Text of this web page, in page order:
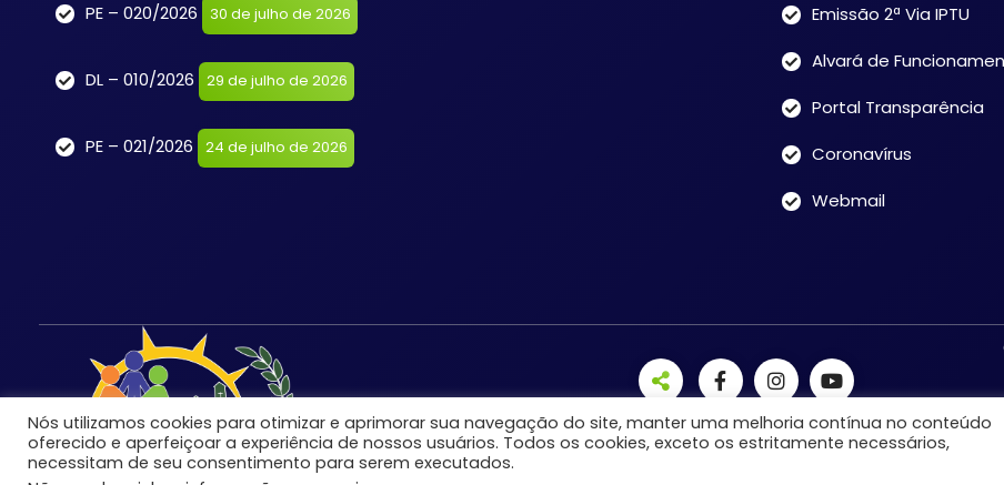
PE – 020/2026 30 de julho de 2026
DL – 010/2026 29 de julho de 2026
PE – 021/2026 24 de julho de 2026
Emissão 2ª Via IPTU
Alvará de
Portal Transparência
Coronavírus
Webmail
Nós utilizamos cookies para otimizar e aprimorar sua navegação do site, manter uma melhoria contínua no conteúdo
oferecido e aperfeiçoar a experiência de nossos usuários. Todos os cookies, exceto os estritamente necessários,
necessitam de seu consentimento para serem executados.